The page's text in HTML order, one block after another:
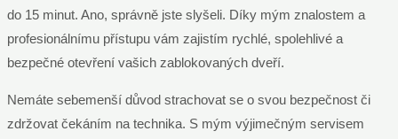
do 15 minut. Ano, správně jste slyšeli. Díky mým znalostem a
profesionálnímu přístupu vám zajistím rychlé, spolehlivé a
bezpečné otevření vašich zablokovaných dveří.
Nemáte sebemenší důvod strachovat se o svou bezpečnost či
zdržovat čekáním na technika. S mým výjimečným servisem